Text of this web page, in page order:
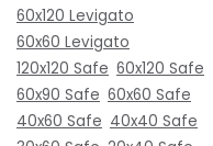
60x120 Levigato
60x60 Levigato
120x120 Safe 60x120 Safe
60x90 Safe 60x60 Safe
40x60 Safe 40x40 Safe